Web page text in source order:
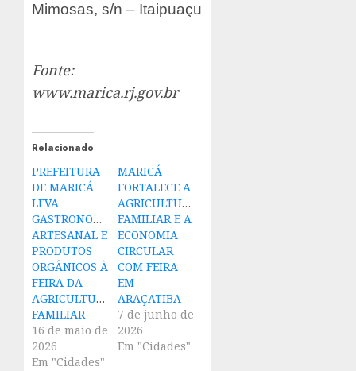
Mimosas, s/n – Itaipuaçu
Fonte:
www.marica.rj.gov.br
Relacionado
PREFEITURA
DE MARICÁ
LEVA
GASTRONOMIA
ARTESANAL E
PRODUTOS
ORGÂNICOS À
FEIRA DA
AGRICULTURA
FAMILIAR
16 de maio de
2026
Em "Cidades"
MARICÁ
FORTALECE A
AGRICULTURA
FAMILIAR E A
ECONOMIA
CIRCULAR
COM FEIRA
EM
ARAÇATIBA
7 de junho de
2026
Em "Cidades"